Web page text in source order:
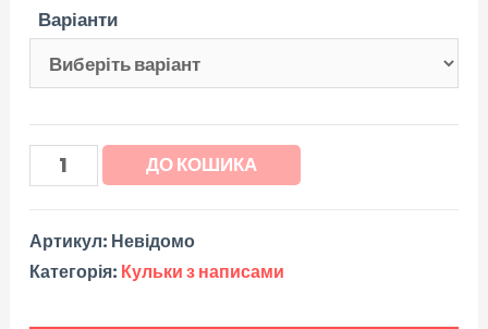
Варіанти
ДО КОШИКА
Артикул: Невідомо
Категорія: Кульки з написами